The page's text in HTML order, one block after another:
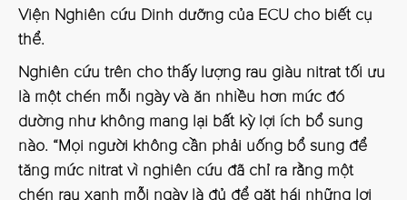
Viện Nghiên cứu Dinh dưỡng của ECU cho biết cụ
thể.
Nghiên cứu trên cho thấy lượng rau giàu nitrat tối ưu
là một chén mỗi ngày và ăn nhiều hơn mức đó
dường như không mang lại bất kỳ lợi ích bổ sung
nào. “Mọi người không cần phải uống bổ sung để
tăng mức nitrat vì nghiên cứu đã chỉ ra rằng một
chén rau xanh mỗi ngày là đủ để gặt hái những lợi